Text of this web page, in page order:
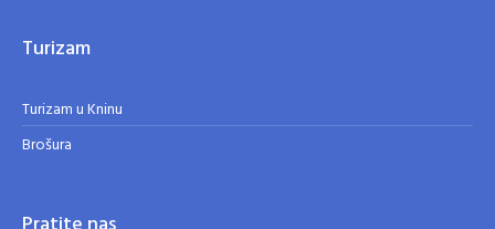
Turizam
Turizam u Kninu
Brošura